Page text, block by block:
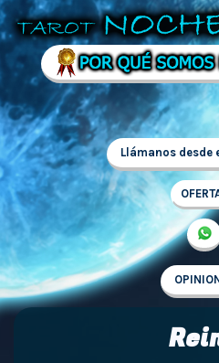
Llámanos desde